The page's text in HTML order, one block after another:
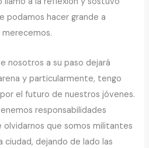
podamos hacer grande a
nosotros a su paso dejará
y particularmente, tengo
el futuro de nuestros jóvenes.
responsabilidades
que somos militantes
dejando de lado las